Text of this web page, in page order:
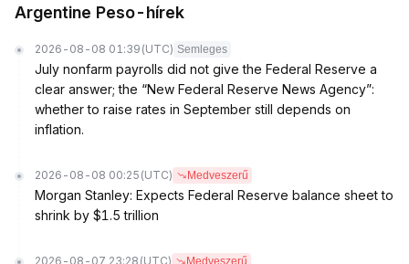
Argentine Peso-hírek
2026-08-08 01:39 (UTC) Semleges
July nonfarm payrolls did not give the Federal Reserve a
clear answer; the “New Federal Reserve News Agency”:
whether to raise rates in September still depends on
inflation.
2026-08-08 00:25 (UTC) Medveszerű
Morgan Stanley: Expects Federal Reserve balance sheet to
shrink by $1.5 trillion
2026-08-07 23:28 (UTC) Medveszerű